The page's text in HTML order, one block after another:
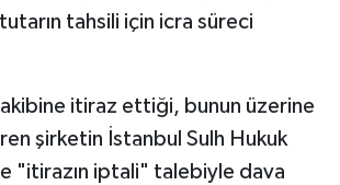
tahsili için icra süreci
itiraz ettiği, bunun üzerine
şirketin İstanbul Sulh Hukuk
"itirazın iptali" talebiyle dava